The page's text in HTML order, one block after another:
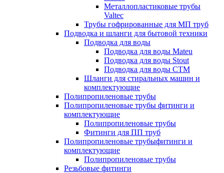
Металлопластиковые трубы
Valtec
Трубы гофрированные для МП труб
Подводка и шланги для бытовой техники
Подводка для воды
Подводка для воды Mateu
Подводка для воды Stout
Подводка для воды СТМ
Шланги для стиральных машин и
комплектующие
Полипропиленовые трубы
Полипропиленовые трубы фитинги и
комплектующие
Полипропиленовые трубы
Фитинги для ПП труб
Полипропиленовые трубыфитинги и
комплектующие
Полипропиленовые трубы
Резьбовые фитинги